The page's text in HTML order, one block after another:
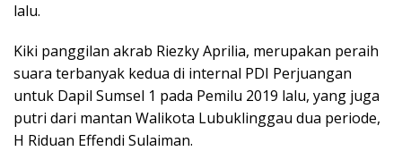
lalu.
Kiki panggilan akrab Riezky Aprilia, merupakan peraih
suara terbanyak kedua di internal PDI Perjuangan
untuk Dapil Sumsel 1 pada Pemilu 2019 lalu, yang juga
putri dari mantan Walikota Lubuklinggau dua periode,
H Riduan Effendi Sulaiman.